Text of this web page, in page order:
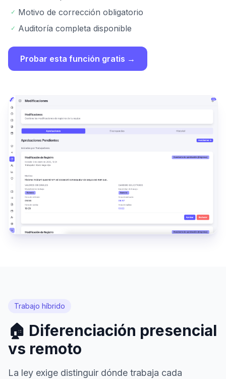
✓ Motivo de corrección obligatorio
✓ Auditoría completa disponible
Probar esta función gratis →
Trabajo híbrido
🏠 Diferenciación presencial
vs remoto
La ley exige distinguir dónde trabaja cada